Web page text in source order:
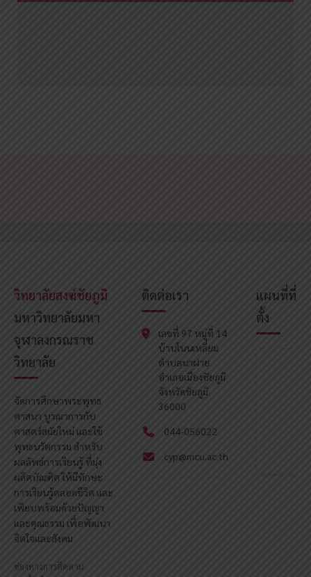
วิทยาลัยสงฆ์ชัยภูมิ
มหาวิทยาลัยมหา
จุฬาลงกรณราช
วิทยาลัย
จัดการศึกษาพระพุทธ
ศาสนา บูรณาการกับ
ศาสตร์สมัยใหม่ และใช้
พุทธนวัตกรรม สำหรับ
ผลลัพธ์การเรียนรู้ ที่มุ่ง
ผลิตบัณฑิต ให้มีทักษะ
การเรียนรู้ตลอดชีวิต และ
เพียบพร้อมด้วยปัญญา
และคุณธรรม เพื่อพัฒนา
จิตใจและสังคม
ช่องทางการติดตาม
ติดต่อเรา
เลขที่ 97 หมู่ที่ 14
บ้านโนนเหลี่ยม
ตำบลนาฝาย
อำเภอเมืองชัยภูมิ
จังหวัดชัยภูมิ
36000
044-056022
cyp@mcu.ac.th
แผนที่ที่
ตั้ง